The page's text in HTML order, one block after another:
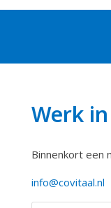
Werk
Binnenkort een
info@covitaal.nl